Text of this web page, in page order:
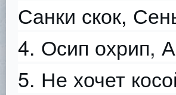
Санки скок,
4. Осип охрип,
5. Не хочет